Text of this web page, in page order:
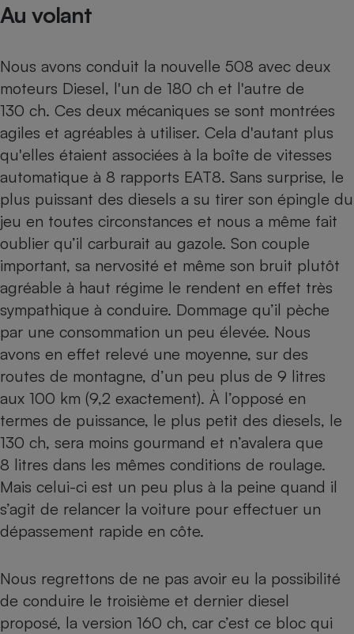
Au volant
Nous avons conduit la nouvelle 508 avec deux
moteurs Diesel, l'un de 180 ch et l'autre de
130 ch. Ces deux mécaniques se sont montrées
agiles et agréables à utiliser. Cela d'autant plus
qu'elles étaient associées à la boîte de vitesses
automatique à 8 rapports EAT8. Sans surprise, le
plus puissant des diesels a su tirer son épingle du
jeu en toutes circonstances et nous a même fait
oublier qu’il carburait au gazole. Son couple
important, sa nervosité et même son bruit plutôt
agréable à haut régime le rendent en effet très
sympathique à conduire. Dommage qu’il pèche
par une consommation un peu élevée. Nous
avons en effet relevé une moyenne, sur des
routes de montagne, d’un peu plus de 9 litres
aux 100 km (9,2 exactement). À l’opposé en
termes de puissance, le plus petit des diesels, le
130 ch, sera moins gourmand et n’avalera que
8 litres dans les mêmes conditions de roulage.
Mais celui-ci est un peu plus à la peine quand il
s’agit de relancer la voiture pour effectuer un
dépassement rapide en côte.
Nous regrettons de ne pas avoir eu la possibilité
de conduire le troisième et dernier diesel
proposé, la version 160 ch, car c’est ce bloc qui